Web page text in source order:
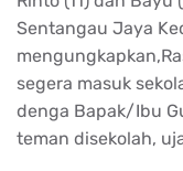
Sentangau Jaya
segera masuk
denga Bapak/Ibu
teman disekolah,